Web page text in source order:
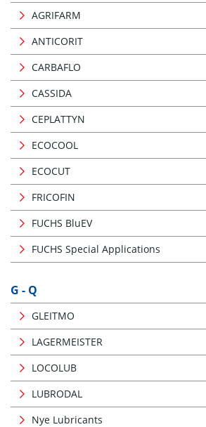
AGRIFARM
ANTICORIT
CARBAFLO
CASSIDA
CEPLATTYN
ECOCOOL
ECOCUT
FRICOFIN
FUCHS BluEV
FUCHS Special Applications
G - Q
GLEITMO
LAGERMEISTER
LOCOLUB
LUBRODAL
Nye Lubricants